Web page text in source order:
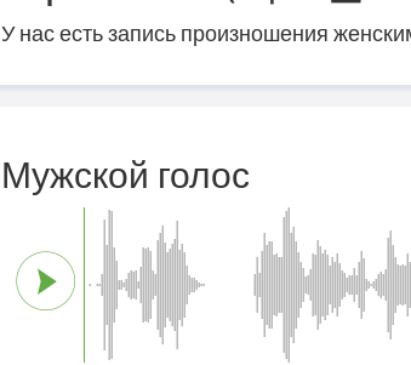
У нас есть запись произношения
Мужской голос